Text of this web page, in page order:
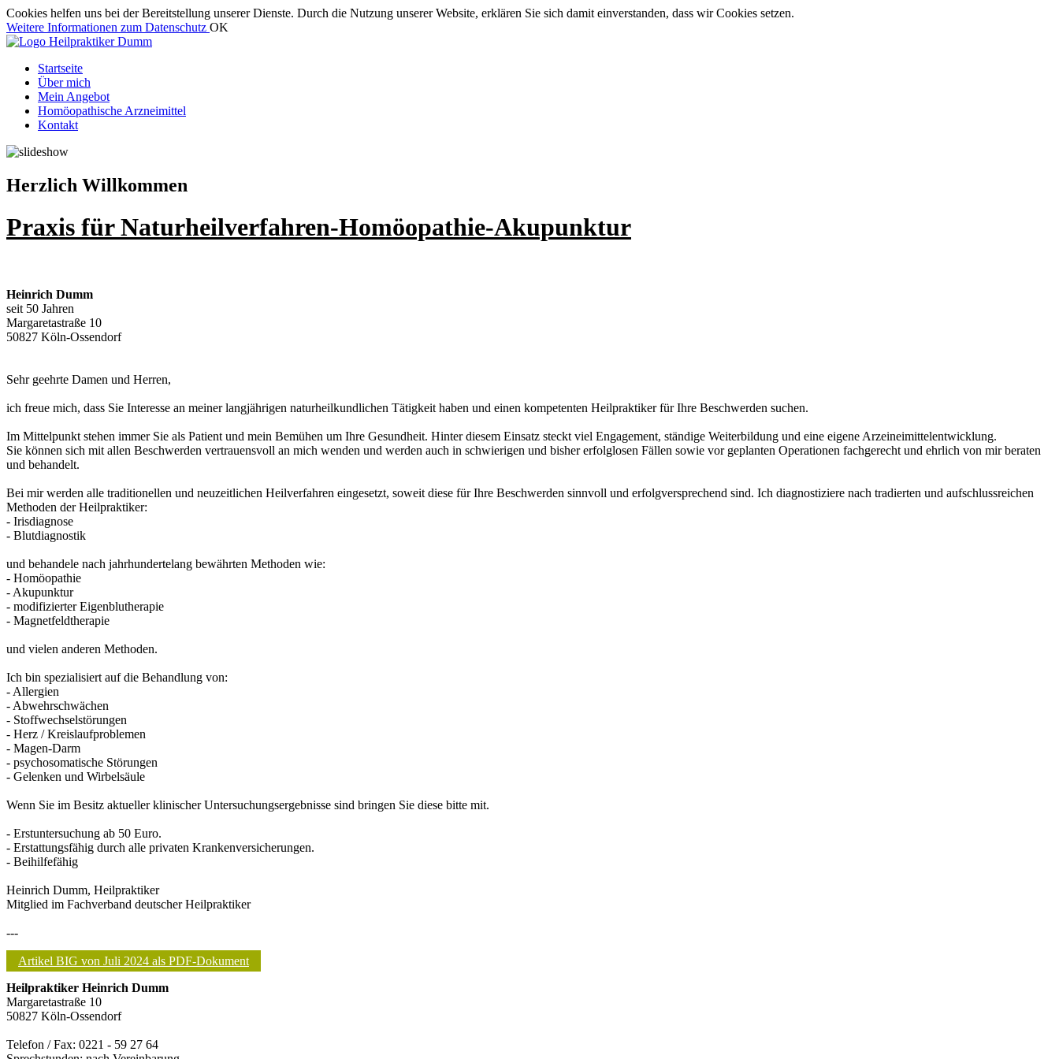
Cookies helfen uns bei der Bereitstellung unserer Dienste. Durch die Nutzung unserer Website, erklären Sie sich damit einverstanden, dass wir Cookies setzen.
Weitere Informationen zum Datenschutz OK
Startseite
Über mich
Mein Angebot
Homöopathische Arzneimittel
Kontakt
Herzlich Willkommen
Praxis für Naturheilverfahren-Homöopathie-Akupunktur
Heinrich Dumm
seit 50 Jahren
Margaretastraße 10
50827 Köln-Ossendorf
Sehr geehrte Damen und Herren,
ich freue mich, dass Sie Interesse an meiner langjährigen naturheilkundlichen Tätigkeit haben und einen kompetenten Heilpraktiker für Ihre Beschwerden suchen.
Im Mittelpunkt stehen immer Sie als Patient und mein Bemühen um Ihre Gesundheit. Hinter diesem Einsatz steckt viel Engagement, ständige Weiterbildung und eine eigene Arzeineimittelentwicklung.
Sie können sich mit allen Beschwerden vertrauensvoll an mich wenden und werden auch in schwierigen und bisher erfolglosen Fällen sowie vor geplanten Operationen fachgerecht und ehrlich von mir beraten
und behandelt.
Bei mir werden alle traditionellen und neuzeitlichen Heilverfahren eingesetzt, soweit diese für Ihre Beschwerden sinnvoll und erfolgversprechend sind. Ich diagnostiziere nach tradierten und aufschlussreichen
Methoden der Heilpraktiker:
- Irisdiagnose
- Blutdiagnostik
und behandele nach jahrhundertelang bewährten Methoden wie:
- Homöopathie
- Akupunktur
- modifizierter Eigenblutherapie
- Magnetfeldtherapie
und vielen anderen Methoden.
Ich bin spezialisiert auf die Behandlung von:
- Allergien
- Abwehrschwächen
- Stoffwechselstörungen
- Herz / Kreislaufproblemen
- Magen-Darm
- psychosomatische Störungen
- Gelenken und Wirbelsäule
Wenn Sie im Besitz aktueller klinischer Untersuchungsergebnisse sind bringen Sie diese bitte mit.
- Erstuntersuchung ab 50 Euro.
- Erstattungsfähig durch alle privaten Krankenversicherungen.
- Beihilfefähig
Heinrich Dumm, Heilpraktiker
Mitglied im Fachverband deutscher Heilpraktiker
---
Artikel BIG von Juli 2024 als PDF-Dokument
Heilpraktiker Heinrich Dumm
Margaretastraße 10
50827 Köln-Ossendorf
Telefon / Fax: 0221 - 59 27 64